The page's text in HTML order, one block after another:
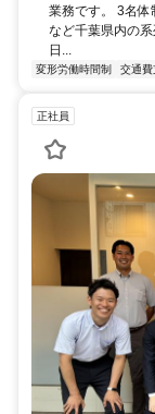
業務です。 3名
など千葉県内の
日...
変形労働時間制 交通費
正社員